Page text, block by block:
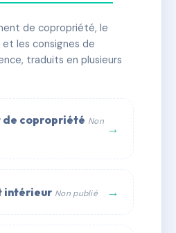
24 lots 🏗 1 bâtiment(s)
Digital
de copropriété, le
les consignes de
traduits en plusieurs
de copropriété Non →
intérieur Non publié →